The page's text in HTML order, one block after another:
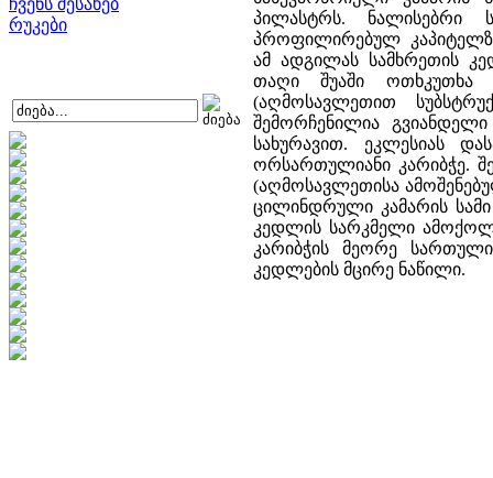
ჩვენს შესახებ
რუკები
პილასტრს. ნალისებრი
პროფილირებულ
ამ ადგილას სამხრეთის
თაღი შუაში ოთხკუთხა
(აღმოსავლეთით
შემორჩენილია
სახურავით. ეკლესიას
ორსართულიანი კარიბჭე.
(აღმოსავლეთისა
ცილინდრული კამარის
კედლის სარკმელი
კარიბჭის მეორე
კედლების მცირე ნაწილი.